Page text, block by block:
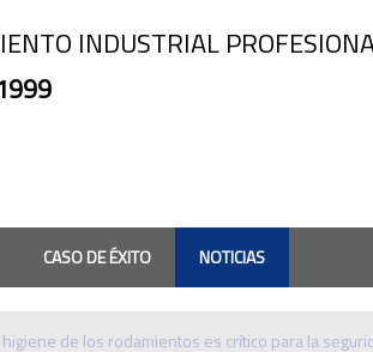
INDUSTRIAL
CASO DE ÉXITO NOTICIAS
de los rodamientos es crítico para la